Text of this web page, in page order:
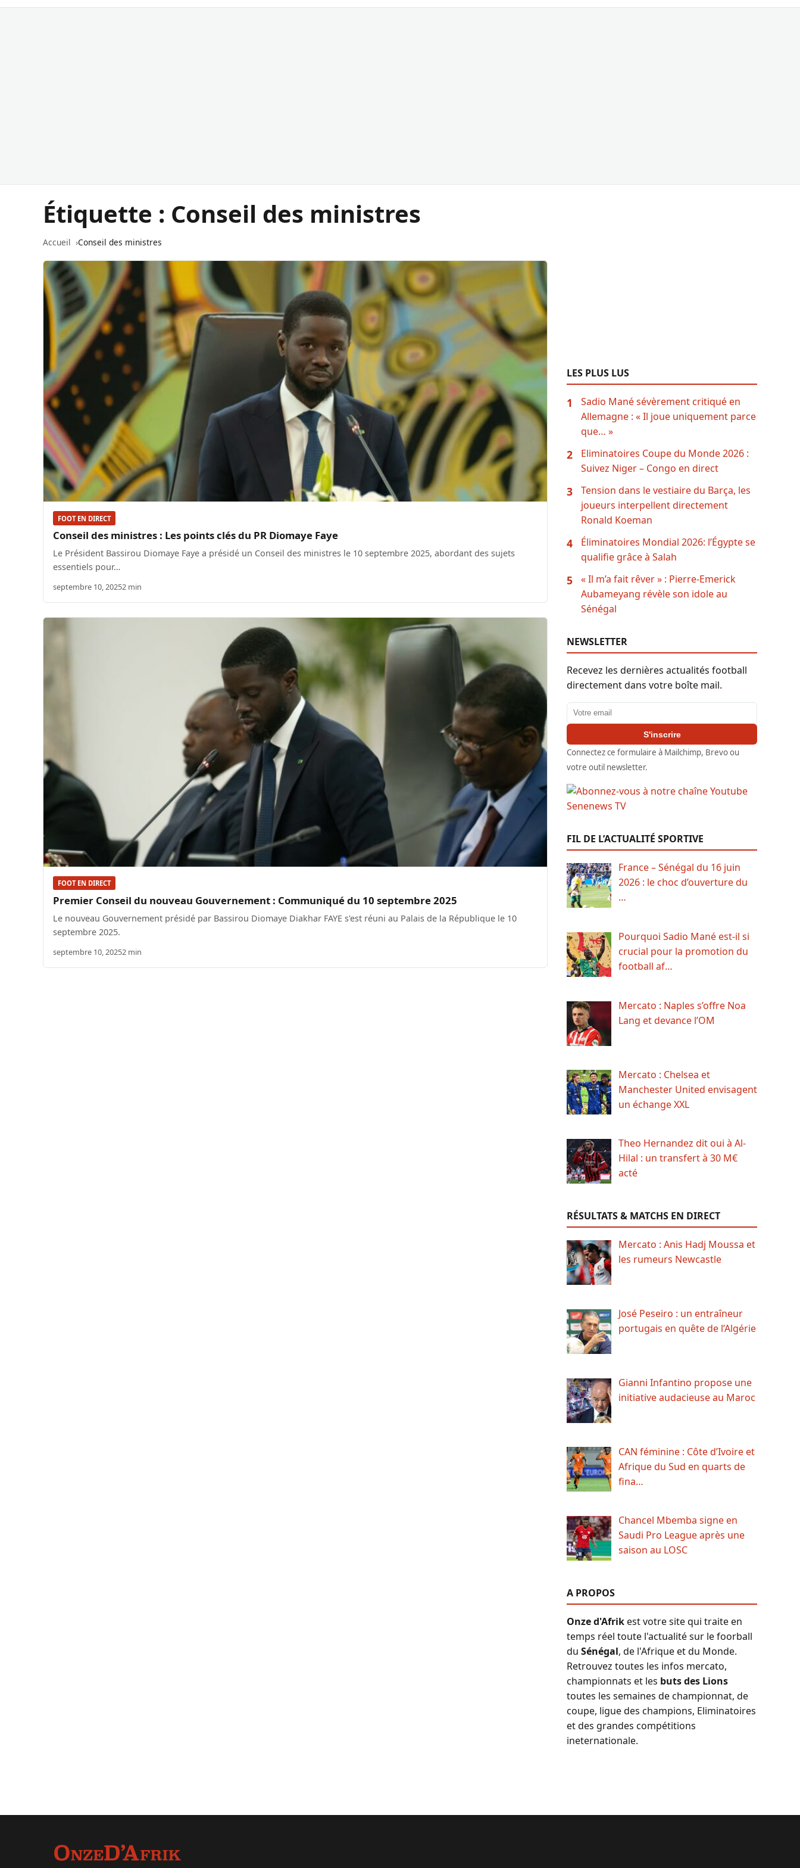
Étiquette : Conseil des ministres
Accueil Conseil des ministres
FOOT EN DIRECT
Conseil des ministres : Les points clés du PR Diomaye Faye
Le Président Bassirou Diomaye Faye a présidé un Conseil des ministres le 10 septembre 2025, abordant des sujets
essentiels pour…
septembre 10, 20252 min
FOOT EN DIRECT
Premier Conseil du nouveau Gouvernement : Communiqué du 10 septembre 2025
Le nouveau Gouvernement présidé par Bassirou Diomaye Diakhar FAYE s'est réuni au Palais de la République le 10
septembre 2025.
septembre 10, 20252 min
LES PLUS LUS
1
Sadio Mané sévèrement critiqué en
Allemagne : « Il joue uniquement parce
que… »
2
Eliminatoires Coupe du Monde 2026 :
Suivez Niger – Congo en direct
3
Tension dans le vestiaire du Barça, les
joueurs interpellent directement
Ronald Koeman
4
Éliminatoires Mondial 2026: l’Égypte se
qualifie grâce à Salah
5
« Il m’a fait rêver » : Pierre-Emerick
Aubameyang révèle son idole au
Sénégal
NEWSLETTER
Recevez les dernières actualités football
directement dans votre boîte mail.
Adresse email
S'inscrire
Connectez ce formulaire à Mailchimp, Brevo ou
votre outil newsletter.
FIL DE L’ACTUALITÉ SPORTIVE
France – Sénégal du 16 juin
2026 : le choc d’ouverture du
…
Pourquoi Sadio Mané est-il si
crucial pour la promotion du
football af…
Mercato : Naples s’offre Noa
Lang et devance l’OM
Mercato : Chelsea et
Manchester United envisagent
un échange XXL
Theo Hernandez dit oui à Al-
Hilal : un transfert à 30 M€
acté
RÉSULTATS & MATCHS EN DIRECT
Mercato : Anis Hadj Moussa et
les rumeurs Newcastle
José Peseiro : un entraîneur
portugais en quête de l’Algérie
Gianni Infantino propose une
initiative audacieuse au Maroc
CAN féminine : Côte d’Ivoire et
Afrique du Sud en quarts de
fina…
Chancel Mbemba signe en
Saudi Pro League après une
saison au LOSC
A PROPOS
Onze d'Afrikest votre site qui traite en
temps réel toute l'actualité sur le foorball
du Sénégal, de l'Afrique et du Monde.
Retrouvez toutes les infos mercato,
championnats et les buts des Lions
toutes les semaines de championnat, de
coupe, ligue des champions, Eliminatoires
et des grandes compétitions
ineternationale.